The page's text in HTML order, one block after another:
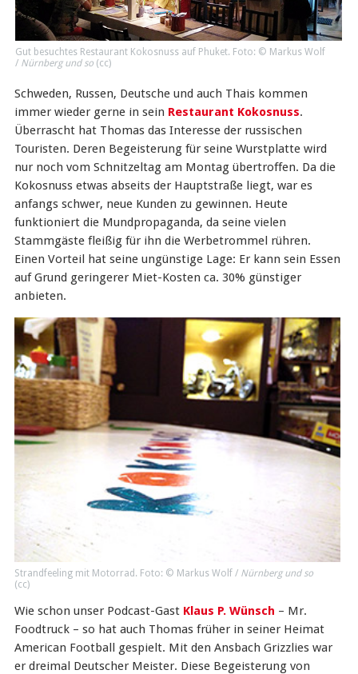
Gut besuchtes Restaurant Kokosnuss auf Phuket. Foto: © Markus Wolf
/ Nürnberg und so(cc)
Schweden, Russen, Deutsche und auch Thais kommen
immer wieder gerne in sein Restaurant Kokosnuss.
Überrascht hat Thomas das Interesse der russischen
Touristen. Deren Begeisterung für seine Wurstplatte wird
nur noch vom Schnitzeltag am Montag übertroffen. Da die
Kokosnuss etwas abseits der Hauptstraße liegt, war es
anfangs schwer, neue Kunden zu gewinnen. Heute
funktioniert die Mundpropaganda, da seine vielen
Stammgäste fleißig für ihn die Werbetrommel rühren.
Einen Vorteil hat seine ungünstige Lage: Er kann sein Essen
auf Grund geringerer Miet-Kosten ca. 30% günstiger
anbieten.
Strandfeeling mit Motorrad. Foto: © Markus Wolf / Nürnberg und so
(cc)
Wie schon unser Podcast-Gast Klaus P. Wünsch – Mr.
Foodtruck – so hat auch Thomas früher in seiner Heimat
American Football gespielt. Mit den Ansbach Grizzlies war
er dreimal Deutscher Meister. Diese Begeisterung von